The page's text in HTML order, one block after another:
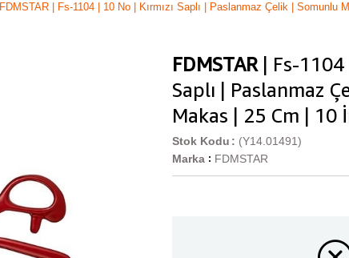
FDMSTAR | Fs-1104 | 10 No | Kırmızı Saplı | Paslanmaz Çelik | Somunlu
FDMSTAR | Fs-1104
Saplı | Paslanmaz
Makas | 25 Cm | 10
(Y14.01491)
Stok Kodu
Marka : FDMSTAR